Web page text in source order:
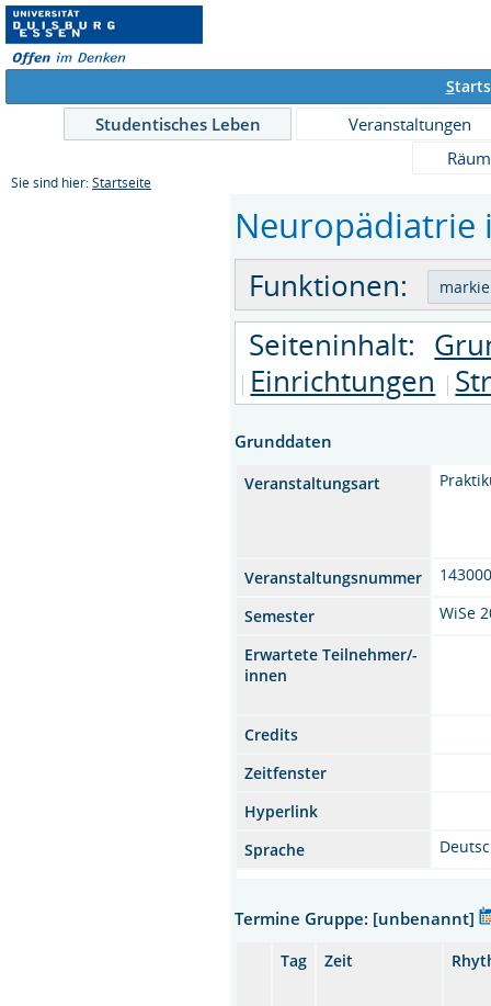
S
Studentisches Leben
Veranstaltungen
Sie sind hier: Startseite
Neuropädiatrie
Funktionen:
Seiteninhalt:
Einrichtungen
Grunddaten
Veranstaltungsart
Veranstaltungsnummer
Semester
WiSe
Erwartete Teilnehmer/-
innen
Credits
Zeitfenster
Hyperlink
Sprache
Termine Gruppe: [unbenannt]
Tag Zeit